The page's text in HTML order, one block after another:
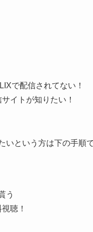
で配信されてない！
イトが知りたい！
という方は下の手順
う
聴！